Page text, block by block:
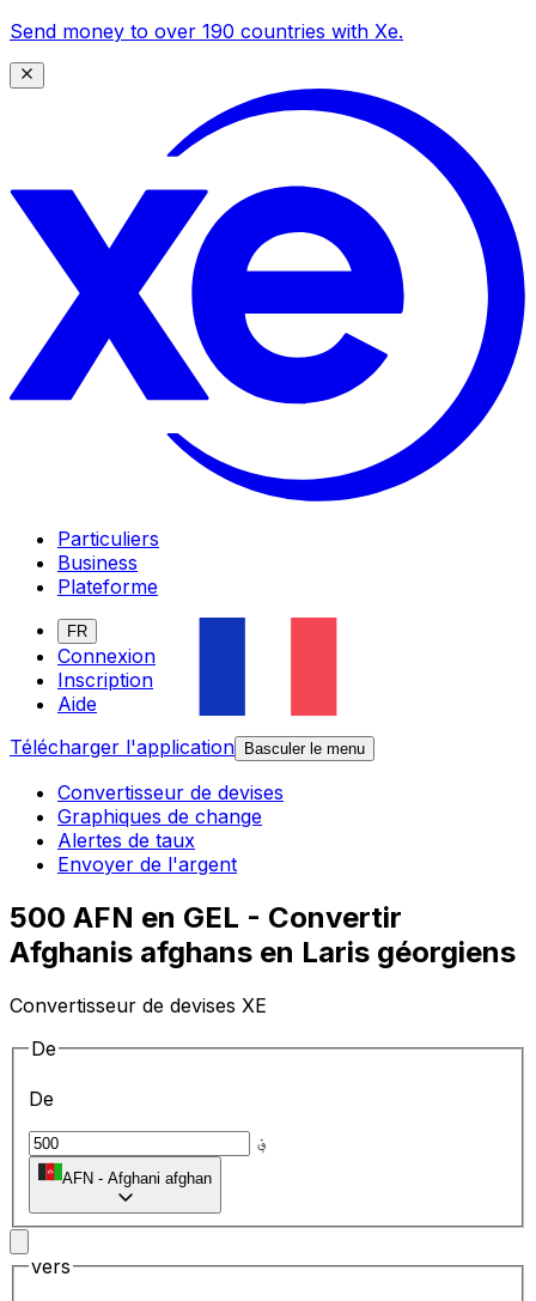
Send money to over 190 countries with Xe.
Particuliers
Business
Plateforme
FR
Connexion
Inscription
Aide
Télécharger l'application
Basculer le menu
Convertisseur de devises
Graphiques de change
Alertes de taux
Envoyer de l'argent
500 AFN en GEL - Convertir
Afghanis afghans en Laris géorgiens
Convertisseur de devises XE
De
De
؋
AFN - Afghani afghan
vers